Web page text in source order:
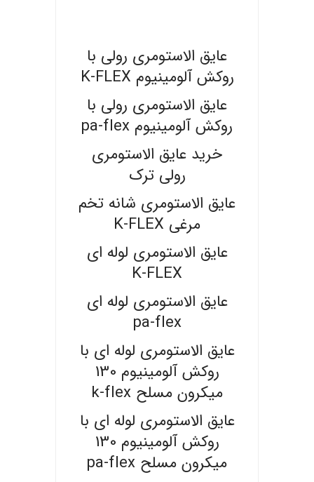
عایق الاستومری رولی با
روکش آلومینیوم K-FLEX
عایق الاستومری رولی با
روکش آلومینیوم pa-flex
خرید عایق الاستومری
رولی ترک
عایق الاستومری شانه تخم
مرغی K-FLEX
عایق الاستومری لوله ای
K-FLEX
عایق الاستومری لوله ای
pa-flex
عایق الاستومری لوله ای با
روکش آلومینیوم 130
میکرون مسلح k-flex
عایق الاستومری لوله ای با
روکش آلومینیوم 130
میکرون مسلح pa-flex